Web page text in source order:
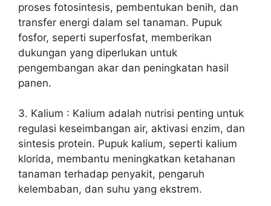
proses fotosintesis, pembentukan benih, dan
transfer energi dalam sel tanaman. Pupuk
fosfor, seperti superfosfat, memberikan
dukungan yang diperlukan untuk
pengembangan akar dan peningkatan hasil
panen.
3. Kalium : Kalium adalah nutrisi penting untuk
regulasi keseimbangan air, aktivasi enzim, dan
sintesis protein. Pupuk kalium, seperti kalium
klorida, membantu meningkatkan ketahanan
tanaman terhadap penyakit, pengaruh
kelembaban, dan suhu yang ekstrem.